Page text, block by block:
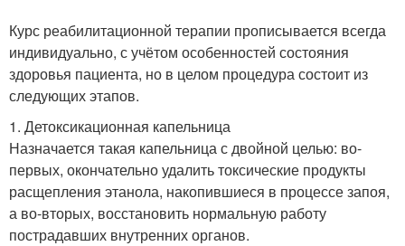
Курс реабилитационной терапии прописывается всегда
индивидуально, с учётом особенностей состояния
здоровья пациента, но в целом процедура состоит из
следующих этапов.
1. Детоксикационная капельница
Назначается такая капельница с двойной целью: во-
первых, окончательно удалить токсические продукты
расщепления этанола, накопившиеся в процессе запоя,
а во-вторых, восстановить нормальную работу
пострадавших внутренних органов.